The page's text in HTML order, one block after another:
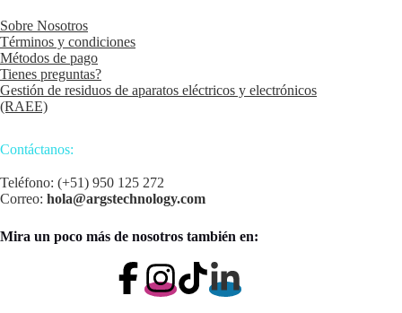
Sobre Nosotros
Términos y condiciones
Métodos de pago
Tienes preguntas?
Gestión de residuos de aparatos eléctricos y electrónicos
(RAEE)
Contáctanos:
Teléfono: (+51) 950 125 272
Correo: hola@argstechnology.com
Mira un poco más de nosotros también en: